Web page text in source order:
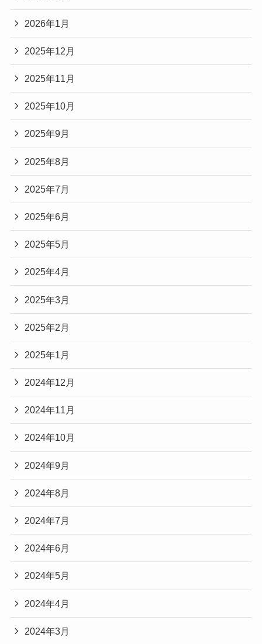
2026年1月
2025年12月
2025年11月
2025年10月
2025年9月
2025年8月
2025年7月
2025年6月
2025年5月
2025年4月
2025年3月
2025年2月
2025年1月
2024年12月
2024年11月
2024年10月
2024年9月
2024年8月
2024年7月
2024年6月
2024年5月
2024年4月
2024年3月